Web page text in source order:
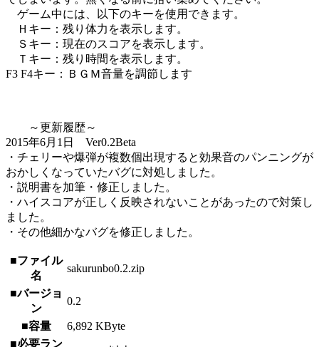
ゲーム中には、以下のキーを使用できます。
Ｈキー：残り体力を表示します。
Ｓキー：現在のスコアを表示します。
Ｔキー：残り時間を表示します。
F3 F4キー：ＢＧＭ音量を調節します
～更新履歴～
2015年6月1日 Ver0.2Beta
・チェリーや爆弾が複数個出現すると効果音のパンニングが
おかしくなっていたバグに対処しました。
・説明書を加筆・修正しました。
・ハイスコアが正しく反映されないことがあったので対策し
ました。
・その他細かなバグを修正しました。
■ファイル
名
sakurunbo0.2.zip
■バージョ
ン
0.2
■容量
6,892 KByte
■必要ラン